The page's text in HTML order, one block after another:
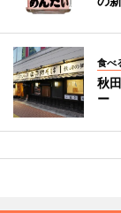
食べ
秋
ー